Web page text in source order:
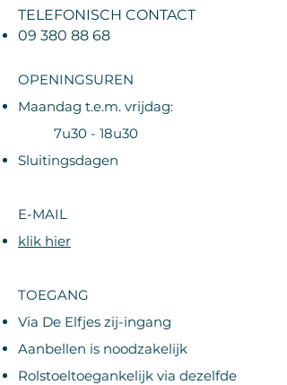
TELEFONISCH CONTACT
09 380 88 68
OPENINGSUREN
Maandag t.e.m. vrijdag:
7u30 - 18u30
Sluitingsdagen
E-MAIL
klik hier
TOEGANG
Via De Elfjes zij-ingang
Aanbellen is noodzakelijk
Rolstoeltoegankelijk via dezelfde